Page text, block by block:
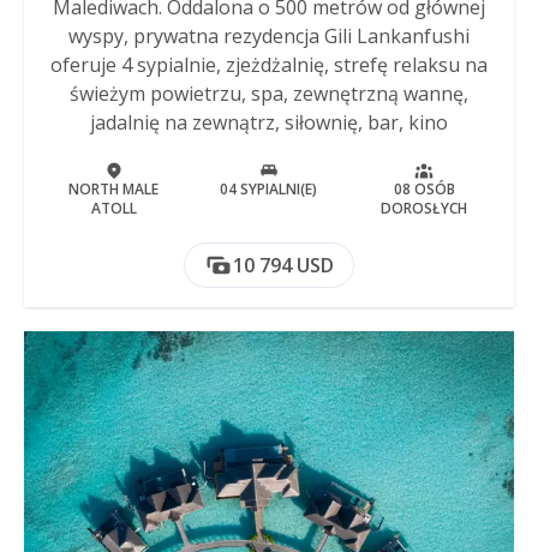
Malediwach. Oddalona o 500 metrów od głównej
wyspy, prywatna rezydencja Gili Lankanfushi
oferuje 4 sypialnie, zjeżdżalnię, strefę relaksu na
świeżym powietrzu, spa, zewnętrzną wannę,
jadalnię na zewnątrz, siłownię, bar, kino
NORTH MALE
ATOLL
04 SYPIALNI(E)
08 OSÓB
DOROSŁYCH
10 794 USD